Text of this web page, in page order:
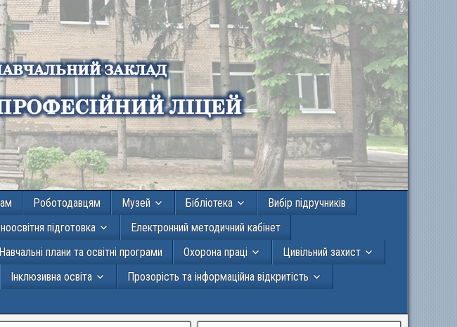
Роботодавцям Музей Бібліотека
Вибір підручників
підготовка
Електронний методичний кабінет
Навчальні плани та освітні програми Охорона праці
Цивільний захист
Інклюзивна освіта
Прозорість та інформаційна відкритість